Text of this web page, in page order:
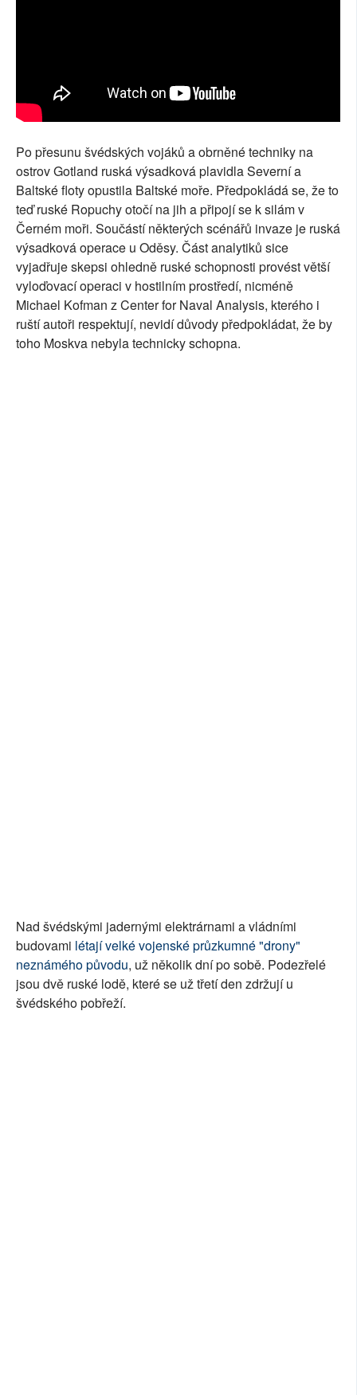
Po přesunu švédských vojáků a obrněné techniky na
ostrov Gotland ruská výsadková plavidla Severní a
Baltské floty opustila Baltské moře. Předpokládá se, že to
teď ruské Ropuchy otočí na jih a připojí se k silám v
Černém moři. Součástí některých scénářů invaze je ruská
výsadková operace u Oděsy. Část analytiků sice
vyjadřuje skepsi ohledně ruské schopnosti provést větší
vyloďovací operaci v hostilním prostředí, nicméně
Michael Kofman z Center for Naval Analysis, kterého i
ruští autoři respektují, nevidí důvody předpokládat, že by
toho Moskva nebyla technicky schopna.
Nad švédskými jadernými elektrárnami a vládními
budovami létají velké vojenské průzkumné "drony"
neznámého původu, už několik dní po sobě. Podezřelé
jsou dvě ruské lodě, které se už třetí den zdržují u
švédského pobřeží.